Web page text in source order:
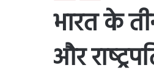
भारत के
और